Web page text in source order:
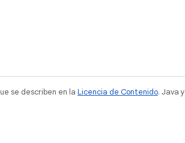
se describen en la Licencia de Contenido. Java y